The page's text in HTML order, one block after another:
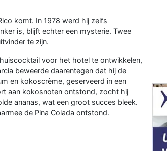
komt. In 1978 werd hij zelfs
is, blijft echter een mysterie. Twee
te zijn.
voor het hotel te ontwikkelen,
beweerde daarentegen dat hij de
en kokoscrème, geserveerd in een
aan kokosnoten ontstond, zocht hij
ananas, wat een groot succes bleek.
de Pina Colada ontstond.